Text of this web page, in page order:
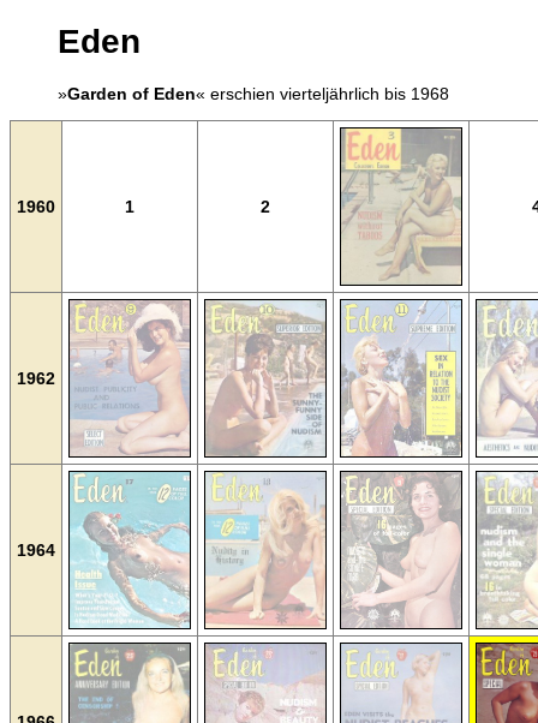
Eden
»Garden of Eden« erschien vierteljährlich bis 1968
1960 1 2
1962
1964